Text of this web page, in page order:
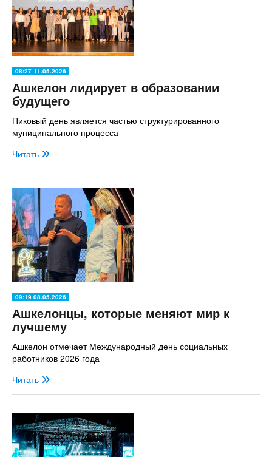
08:27 11.05.2026
Ашкелон лидирует в образовании
будущего
Пиковый день является частью структурированного
муниципального процесса
Читать
09:19 08.05.2026
Ашкелонцы, которые меняют мир к
лучшему
Ашкелон отмечает Международный день социальных
работников 2026 года
Читать